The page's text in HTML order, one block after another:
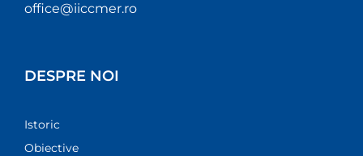
office@iiccmer.ro
DESPRE NOI
Istoric
Obiective